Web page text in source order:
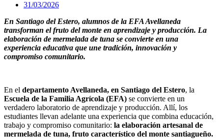
31/03/2026
En Santiago del Estero, alumnos de la EFA Avellaneda
transforman el fruto del monte en aprendizaje y producción. La
elaboración de mermelada de tuna se convierte en una
experiencia educativa que une tradición, innovación y
compromiso comunitario.
En el departamento Avellaneda, en Santiago del Estero, la
Escuela de la Familia Agrícola (EFA) se convierte en un
verdadero laboratorio de aprendizaje y producción. Allí, los
estudiantes llevan adelante una experiencia que combina educación,
trabajo y compromiso comunitario: la elaboración artesanal de
mermelada de tuna, fruto característico del monte santiagueño.